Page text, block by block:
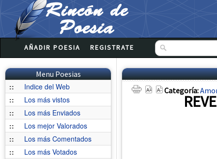
AÑADIR POESIA REGISTRATE
Menu Poesias
::
Indice del Web
::
Los más vistos
::
Los más Enviados
::
Los mejor Valorados
::
Los más Comentados
::
Los más Votados
Categoría: